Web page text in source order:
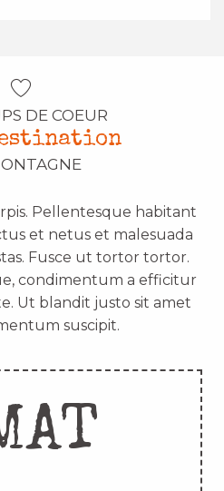
DE COEUR
Pellentesque habitant
et netus et malesuada
Fusce ut tortor tortor.
condimentum a efficitur
Ut blandit justo sit amet
suscipit.